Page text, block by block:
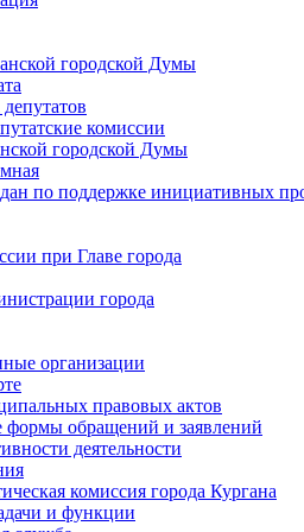
городской Думы
комиссии
городской Думы
по поддержке инициативных
при Главе города
города
организации
правовых актов
формы обращений и заявлений
деятельности
комиссия города Кургана
и функции